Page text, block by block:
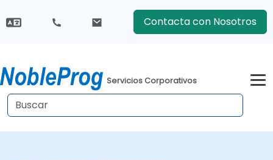
Contacta con Nosotros
Servicios Corporativos